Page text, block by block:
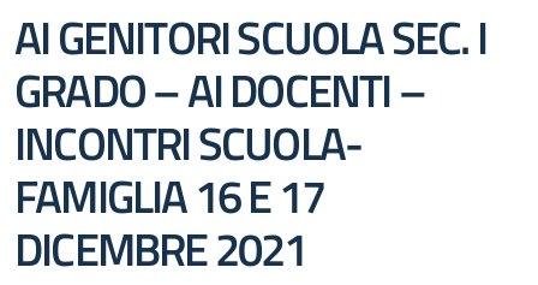
AI GENITORI SCUOLA SEC. I
GRADO – AI DOCENTI –
INCONTRI SCUOLA-
FAMIGLIA 16 E 17
DICEMBRE 2021